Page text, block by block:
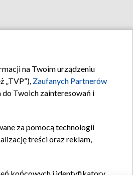
na Twoim urządzeniu
„TVP”), Zaufanych Partnerów
Twoich zainteresowań i
za pomocą technologii
treści oraz reklam,